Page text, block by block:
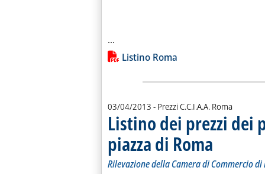
...
Lista allegati PDF alla notizia
Listino Roma
03/04/2013 - Prezzi C.C.I.A.A. Roma
Listino dei prezzi
piazza di Roma . Sottotitolo:
. Pubblicata
Rilevazione della Camera di Commercio di